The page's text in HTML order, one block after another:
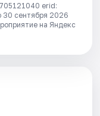
erid:
30 сентября 2026
на Яндекс